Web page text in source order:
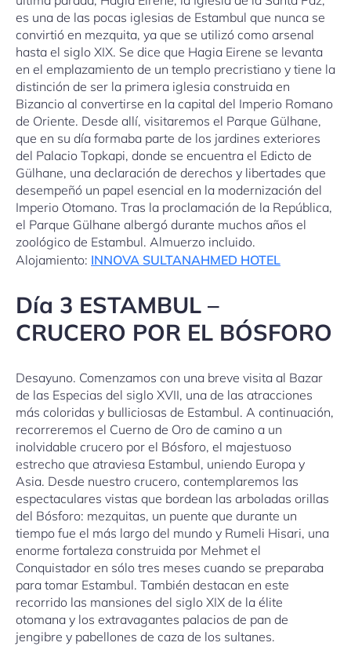
es una de las pocas iglesias de Estambul que nunca se
convirtió en mezquita, ya que se utilizó como arsenal
hasta el siglo XIX. Se dice que Hagia Eirene se levanta
en el emplazamiento de un templo precristiano y tiene la
distinción de ser la primera iglesia construida en
Bizancio al convertirse en la capital del Imperio Romano
de Oriente. Desde allí, visitaremos el Parque Gülhane,
que en su día formaba parte de los jardines exteriores
del Palacio Topkapi, donde se encuentra el Edicto de
Gülhane, una declaración de derechos y libertades que
desempeñó un papel esencial en la modernización del
Imperio Otomano. Tras la proclamación de la República,
el Parque Gülhane albergó durante muchos años el
zoológico de Estambul. Almuerzo incluido.
Alojamiento: INNOVA SULTANAHMED HOTEL
Día 3 ESTAMBUL –
CRUCERO POR EL BÓSFORO
Desayuno. Comenzamos con una breve visita al Bazar
de las Especias del siglo XVII, una de las atracciones
más coloridas y bulliciosas de Estambul. A continuación,
recorreremos el Cuerno de Oro de camino a un
inolvidable crucero por el Bósforo, el majestuoso
estrecho que atraviesa Estambul, uniendo Europa y
Asia. Desde nuestro crucero, contemplaremos las
espectaculares vistas que bordean las arboladas orillas
del Bósforo: mezquitas, un puente que durante un
tiempo fue el más largo del mundo y Rumeli Hisari, una
enorme fortaleza construida por Mehmet el
Conquistador en sólo tres meses cuando se preparaba
para tomar Estambul. También destacan en este
recorrido las mansiones del siglo XIX de la élite
otomana y los extravagantes palacios de pan de
jengibre y pabellones de caza de los sultanes.